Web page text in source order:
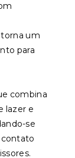
um
para
combina
lazer e
se
contato